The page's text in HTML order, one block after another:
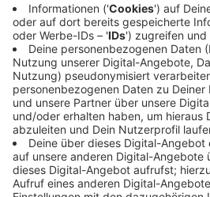
Im Oktober hat die Leoni AG
sie ihre Aktivitäten in Stolberg
Aachener Eigner sagen, sie
rund 380 Arbeitsplätze in
Dazu haben sie die neue Firma
oben) gegründet, die
Industrieunternehmen sowie
entwickelt und produziert.
Zu dem Konsortium gehört auch